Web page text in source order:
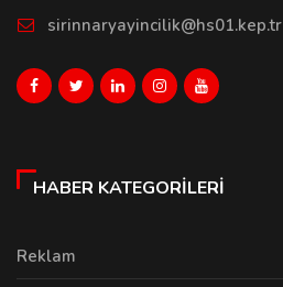
sirinnaryayincilik@hs01.kep.tr
HABER KATEGORILERI
Reklam